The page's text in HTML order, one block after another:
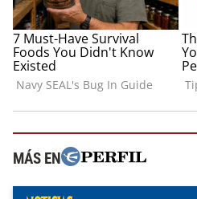
MÁS EN